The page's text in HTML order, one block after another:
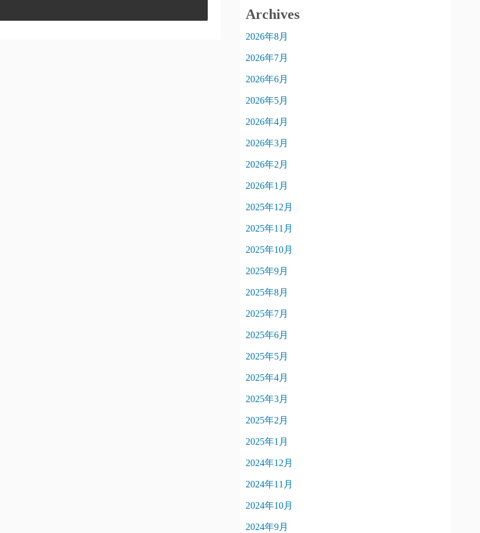
Archives
2026年8月
2026年7月
2026年6月
2026年5月
2026年4月
2026年3月
2026年2月
2026年1月
2025年12月
2025年11月
2025年10月
2025年9月
2025年8月
2025年7月
2025年6月
2025年5月
2025年4月
2025年3月
2025年2月
2025年1月
2024年12月
2024年11月
2024年10月
2024年9月